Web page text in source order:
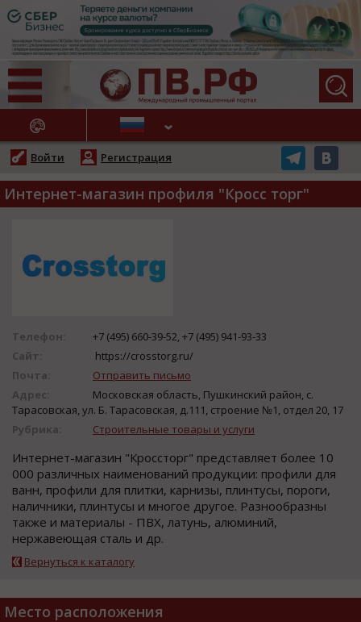
НОВОСТИ
Войти Регистрация
Интернет-магазин профиля "Кросс торг"
Телефон:
+7 (495) 660-39-52, +7 (495) 941-93-33
Сайт:
https://crosstorg.ru/
Почта:
Отправить письмо
Адрес:
Московская область, Пушкинский район, с.
Тарасовская, ул. Б. Тарасовская, д.111, строение №1, отдел 20, 17
Рубрика:
Строительные товары и услуги
Интернет-магазин "Кроссторг" представляет более 10
000 различных наименований продукции: профили для
ванн, профили для плитки, карнизы, плинтусы, пороги,
наличники, плинтусы и многое другое. Разнообразны
также и материалы - ПВХ, латунь, алюминий,
нержавеющая сталь и др.
Вернуться к каталогу
Место расположения